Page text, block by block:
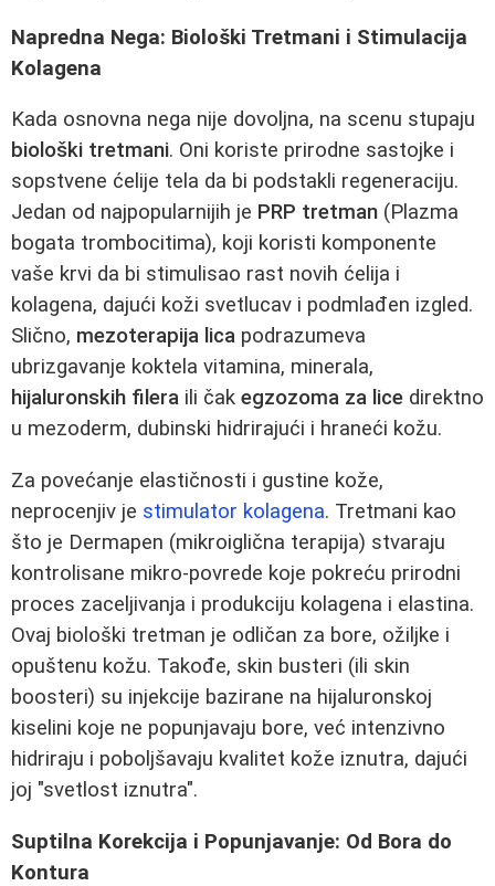
Napredna Nega: Biološki Tretmani i Stimulacija
Kolagena
Kada osnovna nega nije dovoljna, na scenu stupaju
biološki tretmani. Oni koriste prirodne sastojke i
sopstvene ćelije tela da bi podstakli regeneraciju.
Jedan od najpopularnijih je PRP tretman (Plazma
bogata trombocitima), koji koristi komponente
vaše krvi da bi stimulisao rast novih ćelija i
kolagena, dajući koži svetlucav i podmlađen izgled.
Slično, mezoterapija lica podrazumeva
ubrizgavanje koktela vitamina, minerala,
hijaluronskih filera ili čak egzozoma za lice direktno
u mezoderm, dubinski hidrirajući i hraneći kožu.
Za povećanje elastičnosti i gustine kože,
neprocenjiv je stimulator kolagena. Tretmani kao
što je Dermapen (mikroiglična terapija) stvaraju
kontrolisane mikro-povrede koje pokreću prirodni
proces zaceljivanja i produkciju kolagena i elastina.
Ovaj biološki tretman je odličan za bore, ožiljke i
opuštenu kožu. Takođe, skin busteri (ili skin
boosteri) su injekcije bazirane na hijaluronskoj
kiselini koje ne popunjavaju bore, već intenzivno
hidriraju i poboljšavaju kvalitet kože iznutra, dajući
joj "svetlost iznutra".
Suptilna Korekcija i Popunjavanje: Od Bora do
Kontura